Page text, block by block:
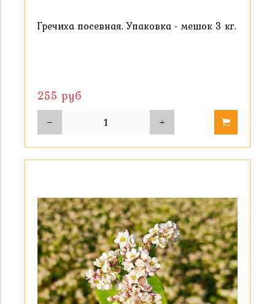
Гречиха посевная. Упаковка - мешок 3 кг.
255 руб